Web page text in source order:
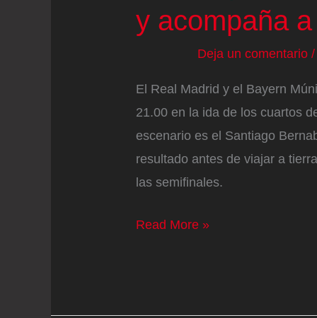
y acompaña
Deja un comentario /
El Real Madrid y el Bayern
21.00 en la ida de los cuartos
escenario es el Santiago
resultado antes de viajar a
las semifinales.
Real
Read More »